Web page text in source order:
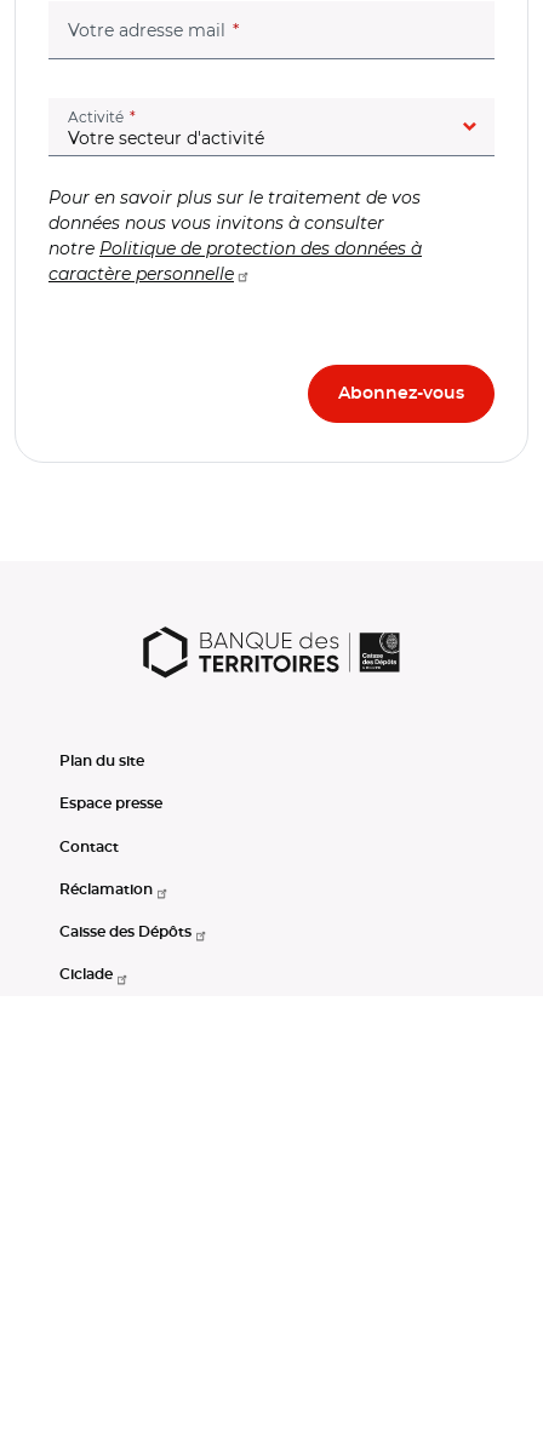
Votre adresse mail (champ obligatoire)
Activité (champ obligatoire)
Pour en savoir plus sur le traitement de vos
données nous vous invitons à consulter
notre Politique de protection des données à
caractère personnelle
Plan du site
Espace presse
Contact
Réclamation
Caisse des Dépôts
Ciclade